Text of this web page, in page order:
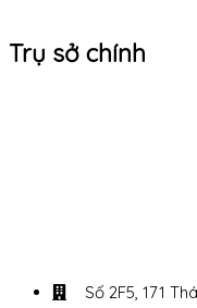
Trụ sở chính
Số 2F5, 171